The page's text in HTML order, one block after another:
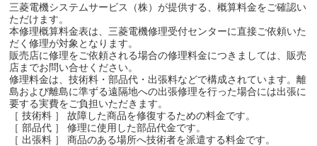
三菱電機システムサービス（株）が提供する、概算料金をご確認い
ただけます。
本修理概算料金表は、三菱電機修理受付センターに直接ご依頼いた
だく修理が対象となります。
販売店に修理をご依頼される場合の修理料金につきましては、販売
店までお問い合せください。
修理料金は、技術料・部品代・出張料などで構成されています。離
島および離島に準ずる遠隔地への出張修理を行った場合には出張に
要する実費をご負担いただきます。
［ 技術料 ］ 故障した商品を修復するための料金です。
［ 部品代 ］ 修理に使用した部品代金です。
［ 出張料 ］ 商品のある場所へ技術者を派遣する料金です。